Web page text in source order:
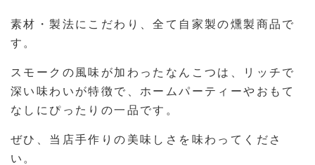
素材・製法にこだわり、全て自家製の燻製商品で
す。
スモークの風味が加わったなんこつは、リッチで
深い味わいが特徴で、ホームパーティーやおもて
なしにぴったりの一品です。
ぜひ、当店手作りの美味しさを味わってくださ
い。